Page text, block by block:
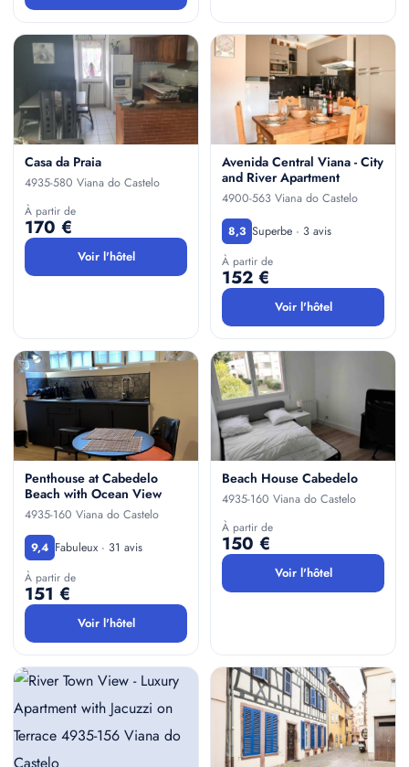
Casa da Praia
4935-580 Viana do Castelo
À partir de
170 €
Voir l'hôtel
Avenida Central Viana - City
and River Apartment
4900-563 Viana do Castelo
8,3 Superbe · 3 avis
À partir de
152 €
Voir l'hôtel
Penthouse at Cabedelo
Beach with Ocean View
4935-160 Viana do Castelo
9,4 Fabuleux · 31 avis
À partir de
151 €
Voir l'hôtel
Beach House Cabedelo
4935-160 Viana do Castelo
À partir de
150 €
Voir l'hôtel